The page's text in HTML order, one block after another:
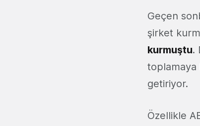
Geçen
şirket
kurmuştu.
toplamaya
getiriyor.
Özellikle